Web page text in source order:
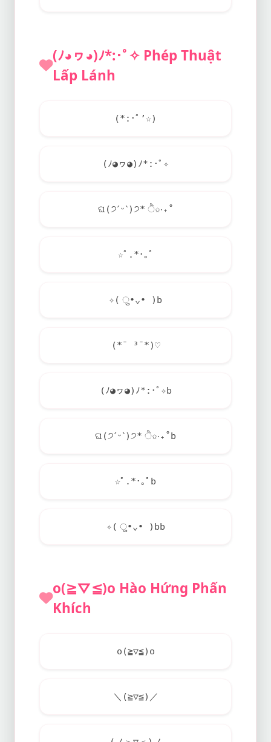
(ﾉ◕ヮ◕)ﾉ*:･ﾟ✧ Phép Thuật
Lấp Lánh
(*:･ﾟ’☆)
(ﾉ◕ヮ◕)ﾉ*:･ﾟ✧
ଘ(੭ˊᵕˋ)੭* ੈ✩‧₊˚
☆ﾟ.*･｡ﾟ
✧( ु•⌄• )b
(*¯ ³¯*)♡
(ﾉ◕ヮ◕)ﾉ*:･ﾟ✧b
ଘ(੭ˊᵕˋ)੭* ੈ✩‧₊˚b
☆ﾟ.*･｡ﾟb
✧( ु•⌄• )bb
o(≧▽≦)o Hào Hứng Phấn
Khích
o(≧▽≦)o
＼(≧▽≦)／